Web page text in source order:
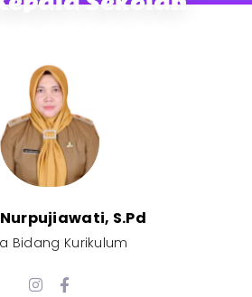
S.Pd
Bidang Kurikulum